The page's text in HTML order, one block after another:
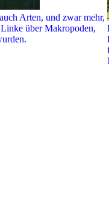
Arten, und zwar mehr,
über Makropoden,